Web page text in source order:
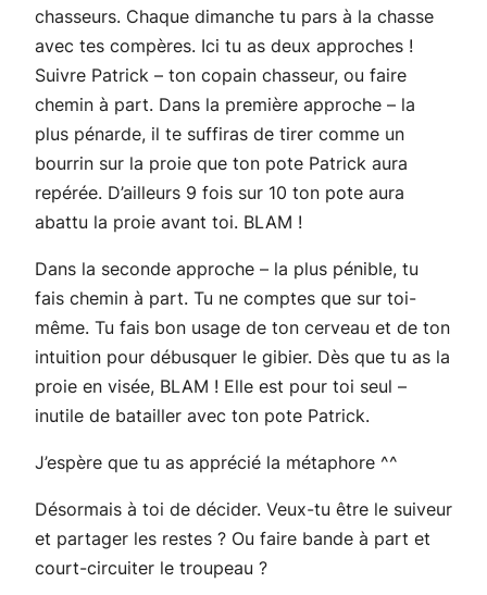
chasseurs. Chaque dimanche tu pars à la chasse
avec tes compères. Ici tu as deux approches !
Suivre Patrick – ton copain chasseur, ou faire
chemin à part. Dans la première approche – la
plus pénarde, il te suffiras de tirer comme un
bourrin sur la proie que ton pote Patrick aura
repérée. D’ailleurs 9 fois sur 10 ton pote aura
abattu la proie avant toi. BLAM !
Dans la seconde approche – la plus pénible, tu
fais chemin à part. Tu ne comptes que sur toi-
même. Tu fais bon usage de ton cerveau et de ton
intuition pour débusquer le gibier. Dès que tu as la
proie en visée, BLAM ! Elle est pour toi seul –
inutile de batailler avec ton pote Patrick.
J’espère que tu as apprécié la métaphore ^^
Désormais à toi de décider. Veux-tu être le suiveur
et partager les restes ? Ou faire bande à part et
court-circuiter le troupeau ?